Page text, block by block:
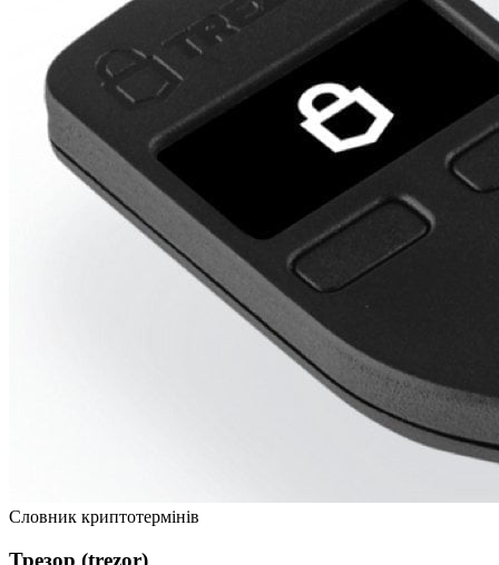
Словник криптотермінів
Трезор (trezor)